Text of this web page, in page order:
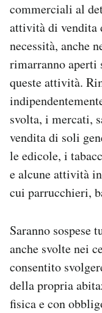
commerciali al
attività di vendita
necessità, anche
rimarranno aperti
queste attività.
svolta, i mercati,
vendita di soli
le edicole, i
e alcune attività
cui parrucchieri,
Saranno sospese
anche svolte nei
consentito
della propria
fisica e con